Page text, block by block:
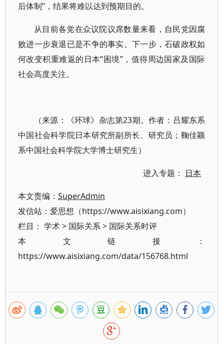
后体制”，结果将难以达到预期目的。
从目前各党在众议院议席数量来看，自民党因腐
败进一步衰退已是不争的事实。下一步，石破政权如
何改变积重难返的日本“困境”，值得周边国家及国际
社会高度关注。
（来源：《环球》杂志第23期。作者：吕耀东系
中国社会科学院日本研究所副所长、研究员；鞠佳颖
系中国社会科学院大学博士研究生）
进入专题： 日本
本文责编： SuperAdmin
发信站：爱思想（https://www.aisixiang.com）
栏目： 学术> 国际关系> 国际关系时评
本文链接：
https://www.aisixiang.com/data/156768.html